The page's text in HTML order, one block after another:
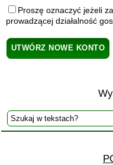
Proszę oznaczyć jeżeli
prowadzącej działalność